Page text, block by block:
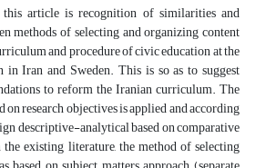
article is recognition of similarities and
methods of selecting and organizing content
and procedure of civic education at the
in Iran and Sweden. This is so as to suggest
to reform the Iranian curriculum. The
on research objectives is applied and according
descriptive-analytical based on comparative
existing literature, the method of selecting